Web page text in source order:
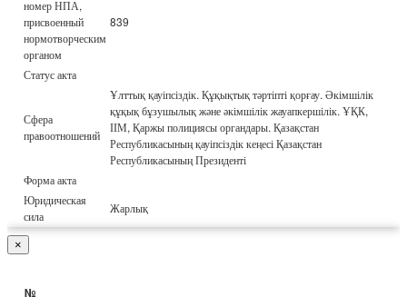
номер НПА,
присвоенный
нормотворческим
органом
839
Статус акта
Сфера
правоотношений
Ұлттық қауіпсіздік. Құқықтық тәртіпті қорғау. Әкімшілік
құқық бұзушылық және әкімшілік жауапкершілік. ҰҚК,
ІІМ, Қаржы полициясы органдары. Қазақстан
Республикасының қауіпсіздік кеңесі Қазақстан
Республикасының Президенті
Форма акта
Юридическая
сила
Жарлық
×
№